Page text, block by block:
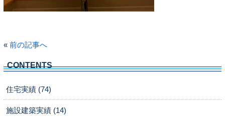
« 前の記事へ
CONTENTS
住宅実績 (74)
施設建築実績 (14)